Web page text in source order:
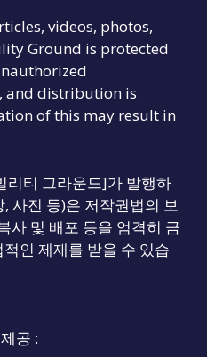
videos, photos,
Ground is protected
and distribution is
of this may result in
티 그라운드]가 발행하
사진 등)은 저작권법의 보
사 및 배포 등을 엄격히 금
인 제재를 받을 수 있습
공 :